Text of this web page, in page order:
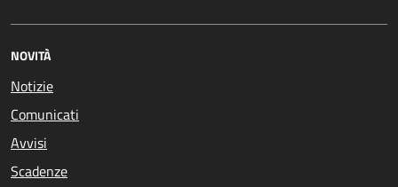
NOVITÀ
Notizie
Comunicati
Avvisi
Scadenze